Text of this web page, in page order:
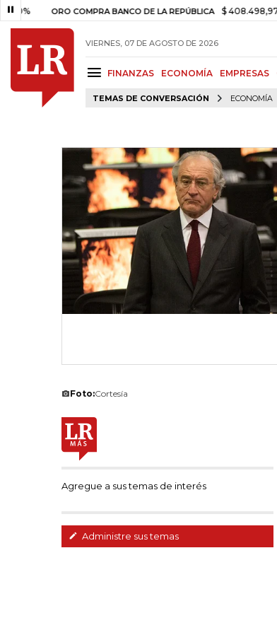
ORO COMPRA BANCO DE LA REPÚBLICA $ 408.498,97 +$
VIERNES, 07 DE AGOSTO DE 2026
FINANZAS ECONOMÍA EMPRESAS
TEMAS DE CONVERSACIÓN ECONOMÍA
Foto:Cortesía
Agregue a sus temas de interés
Administre sus temas